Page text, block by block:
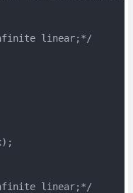
linear;*/
linear;*/